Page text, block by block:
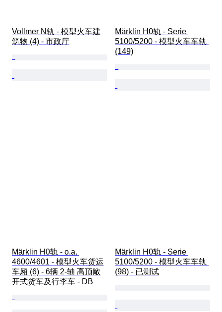
Vollmer N轨 - 模型火车建
筑物 (4) - 市政厅
Märklin H0轨 - Serie
5100/5200 - 模型火车车轨
(149)
Märklin H0轨 - o.a.
4600/4601 - 模型火车货运
车厢 (6) - 6辆 2-轴 高顶敞
开式货车及行李车 - DB
Märklin H0轨 - Serie
5100/5200 - 模型火车车轨
(98) - 已测试